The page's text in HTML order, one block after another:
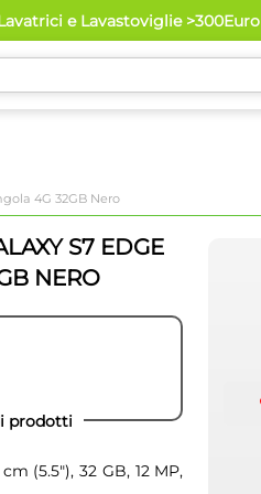
e Lavastoviglie >300Euro
4G 32GB Nero
S7 EDGE
NERO
prodotti
(5.5"), 32 GB, 12 MP,